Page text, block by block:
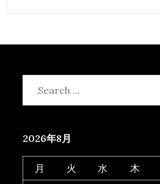
2026年8月
月 火 水 木